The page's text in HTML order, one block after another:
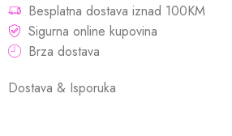
Besplatna dostava iznad 100KM
Sigurna online kupovina
Brza dostava
Dostava & Isporuka